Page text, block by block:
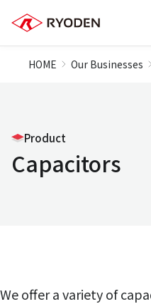
HOME Our Businesses
Product
Capacitors
We offer a variety of